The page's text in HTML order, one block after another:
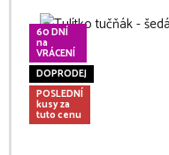
60 DNÍ
na
VRÁCENÍ
DOPRODEJ
POSLEDNÍ
kusy za
tuto cenu